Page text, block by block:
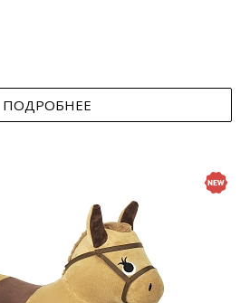
ПОДРОБНЕЕ